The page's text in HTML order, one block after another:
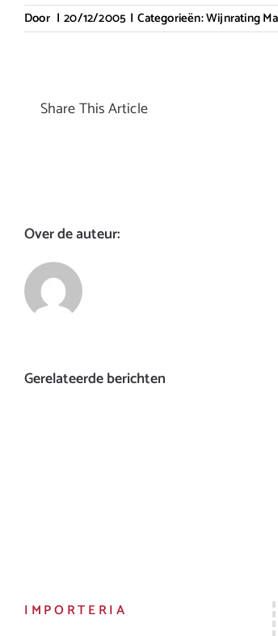
Door | 20/12/2005 | Categorieën:Wijnrating
Share This Article
Over de auteur:
Gerelateerde berichten
IMPORTERIA